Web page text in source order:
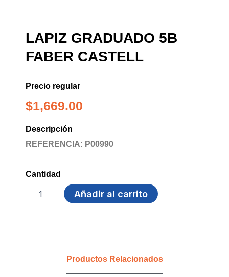
LAPIZ GRADUADO 5B
FABER CASTELL
Precio regular
$1,669.00
Descripción
REFERENCIA: P00990
Cantidad
GRADUADO
Añadir al carrito
Productos Relacionados